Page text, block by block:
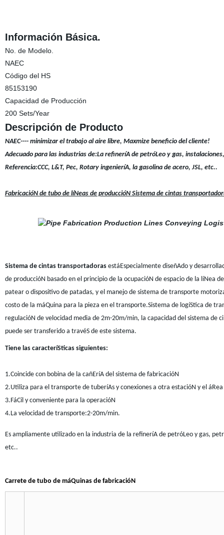
Información Básica.
No. de Modelo.
NAEC
Código del HS
85153190
Capacidad de Producción
200 Sets/Year
Descripción de Producto
NAEC---- minimizar el trabajo al aire libre, Maxmize beneficio del cliente!
Adecuado para las industrias de:La refineríA de petróLeo y gas,
Referencia:CCC, L&T, Pec, Rotary ingenieríA, la gasolina de acero, JSL, etc..
FabricacióN de tubo de líNeas de produccióN Sistema de cintas
Sistema de cintas transportadorasestáEspecialmente diseñAdo y
de produccióN basado en el principio de la ocupacióN de espacio de la
patear o dispositivo de patadas, y el manejo de sistema de transporte
costo de la máQuina para la pieza en el transporte.Sistema de logíStica de
regulacióN de velocidad media de 2m-20m/min, la capacidad del sistema
puede ser transferido a travéS de este sistema.
Tiene las caracteríSticas siguientes:
1.Coincide con bobina de la cañEríA del sistema de fabricacióN
2.Utiliza para el transporte de tuberíAs y conexiones a otra estacióN y el áRea
3.FáCil y conveniente para la operacióN
4.La velocidad de transporte:2-20m/min.
Es ampliamente utilizado en la industria de la refineríA de petróLeo y gas,
etc..
Carrete de tubo de máQuinas de fabricacióN